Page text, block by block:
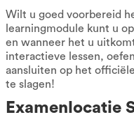
Wilt u goed voorbereid
learningmodule kunt u
en wanneer het u
interactieve lessen,
aansluiten op het
te slagen!
Examenlocatie